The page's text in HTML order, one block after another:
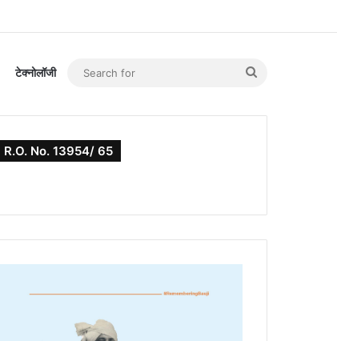
टेक्नोलॉजी
R.O. No. 13954/ 65